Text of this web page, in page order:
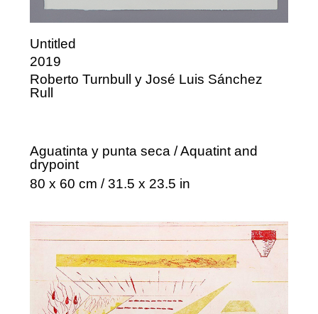
Untitled
2019
Roberto Turnbull y José Luis Sánchez
Rull
Aguatinta y punta seca / Aquatint and
drypoint
80 x 60 cm / 31.5 x 23.5 in